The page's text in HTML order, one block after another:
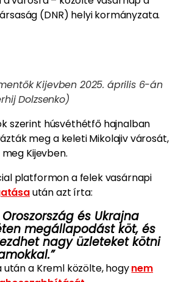
(DNR) helyi kormányzata.
Kijevben 2025. április 6-án
Dolzsenko)
szerint húsvéthétfő hajnalban
meg a keleti Mikolajiv városát,
Kijevben.​
platformon a felek vasárnapi
után azt írta:
és Ukrajna
megállapodást köt, és
nagy üzleteket kötni
a Kreml közölte, hogynem